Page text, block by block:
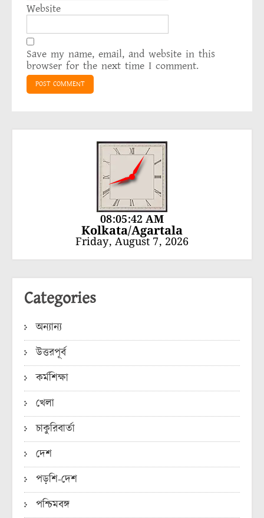
Website
Save my name, email, and website in this
browser for the next time I comment.
08:05:43 AM
Kolkata/Agartala
Friday, August 7, 2026
Categories
অন্যান্য
উত্তরপূর্ব
কর্মশিক্ষা
খেলা
চাকুরিবার্তা
দেশ
পড়শি-দেশ
পশ্চিমবঙ্গ